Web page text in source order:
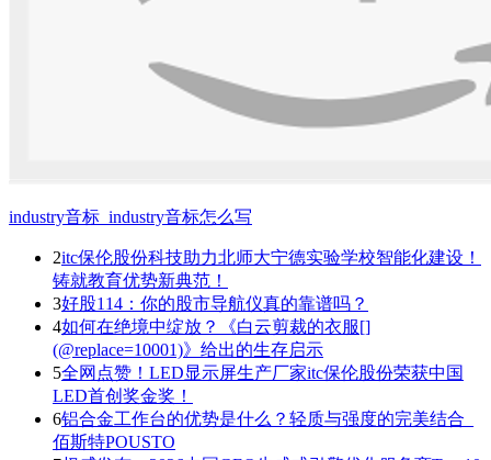
industry音标_industry音标怎么写
2itc保伦股份科技助力北师大宁德实验学校智能化建设！
铸就教育优势新典范！
3好股114：你的股市导航仪真的靠谱吗？
4如何在绝境中绽放？《白云剪裁的衣服[]
(@replace=10001)》给出的生存启示
5全网点赞！LED显示屏生产厂家itc保伦股份荣获中国
LED首创奖金奖！
6铝合金工作台的优势是什么？轻质与强度的完美结合_
佰斯特POUSTO